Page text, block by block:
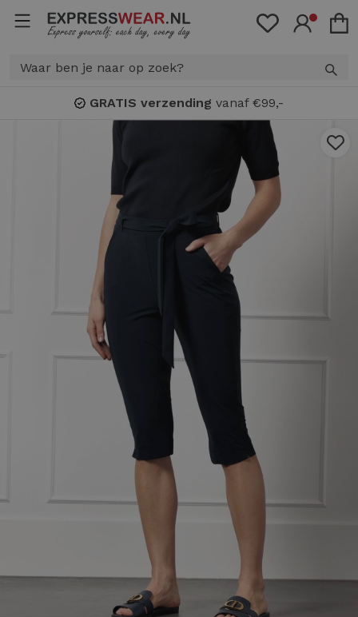
GRATIS verzendingvanaf €99,-